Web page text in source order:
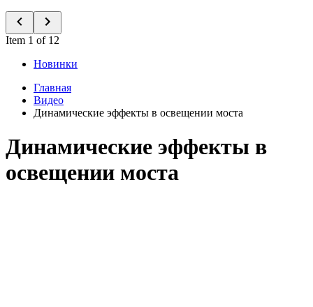
Item 1 of 12
Новинки
Главная
Видео
Динамические эффекты в освещении моста
Динамические эффекты в
освещении моста